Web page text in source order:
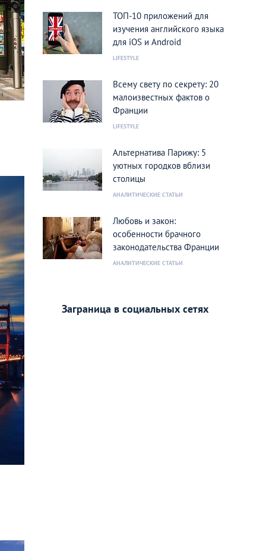
ТОП-10 приложений для
изучения английского языка
для iOS и Android
LIFESTYLE
Всему свету по секрету: 20
малоизвестных фактов о
Франции
LIFESTYLE
Альтернатива Парижу: 5
уютных городков вблизи
столицы
АНАЛИТИЧЕСКИЕ СТАТЬИ
Любовь и закон:
особенности брачного
законодательства Франции
АНАЛИТИЧЕСКИЕ СТАТЬИ
Заграница в социальных сетях